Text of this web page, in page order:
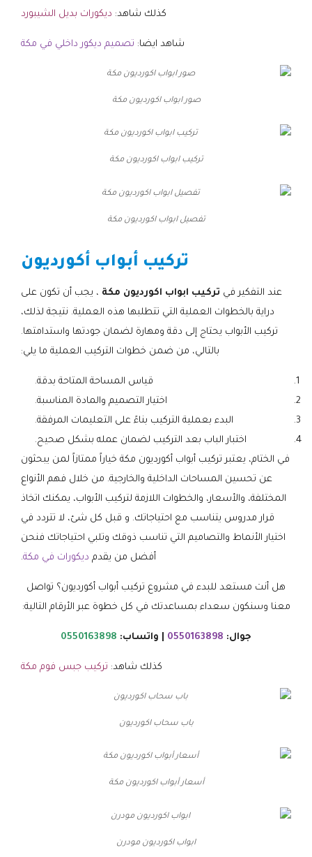
كذلك شاهد: ديكورات بديل الشيبورد
شاهد ايضا: تصميم ديكور داخلي في مكة
صور ابواب اكورديون مكة
تركيب ابواب اكورديون مكة
تفصيل ابواب اكورديون مكة
تركيب أبواب أكورديون
عند التفكير في تركيب ابواب اكورديون مكة ، يجب أن تكون على
دراية بالخطوات العملية التي تتطلبها هذه العملية. نتيجة لذلك،
تركيب الأبواب يحتاج إلى دقة ومهارة لضمان جودتها واستدامتها.
بالتالي، من ضمن خطوات التركيب العملية ما يلي:
قياس المساحة المتاحة بدقة.
اختيار التصميم والمادة المناسبة.
البدء بعملية التركيب بناءً على التعليمات المرفقة.
اختبار الباب بعد التركيب لضمان عمله بشكل صحيح.
في الختام، يعتبر تركيب أبواب أكورديون مكة خياراً ممتازاً لمن يبحثون
عن تحسين المساحات الداخلية والخارجية. من خلال فهم الأنواع
المختلفة، والأسعار، والخطوات اللازمة لتركيب الأبواب، يمكنك اتخاذ
قرار مدروس يتناسب مع احتياجاتك. و قبل كل شئ، لا تتردد في
اختيار الأنماط والتصاميم التي تناسب ذوقك وتلبي احتياجاتك فنحن
أفضل من يقدم ديكورات في مكة.
هل أنت مستعد للبدء في مشروع تركيب أبواب أكورديون؟ تواصل
معنا وسنكون سعداء بمساعدتك في كل خطوة عبر الأرقام التالية:
جوال: 0550163898 | واتساب: 0550163898
كذلك شاهد: تركيب جبس فوم مكة
باب سحاب اكورديون
أسعار أبواب اكورديون مكة
ابواب اكورديون مودرن